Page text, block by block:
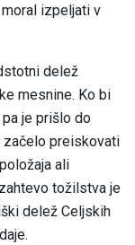
izpeljati v
delež
mesnine. Ko bi
je prišlo do
začelo preiskovati
ali
tožilstva je
delež Celjskih